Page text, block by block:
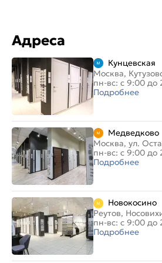
Адреса
Кунцевская
Москва,
пн-вс: с 9:00 до
Подробнее
Медведково
Москва, ул.
пн-вс: с 9:00 до
Подробнее
Новокосино
Реутов,
пн-вс: с 9:00 до
Подробнее